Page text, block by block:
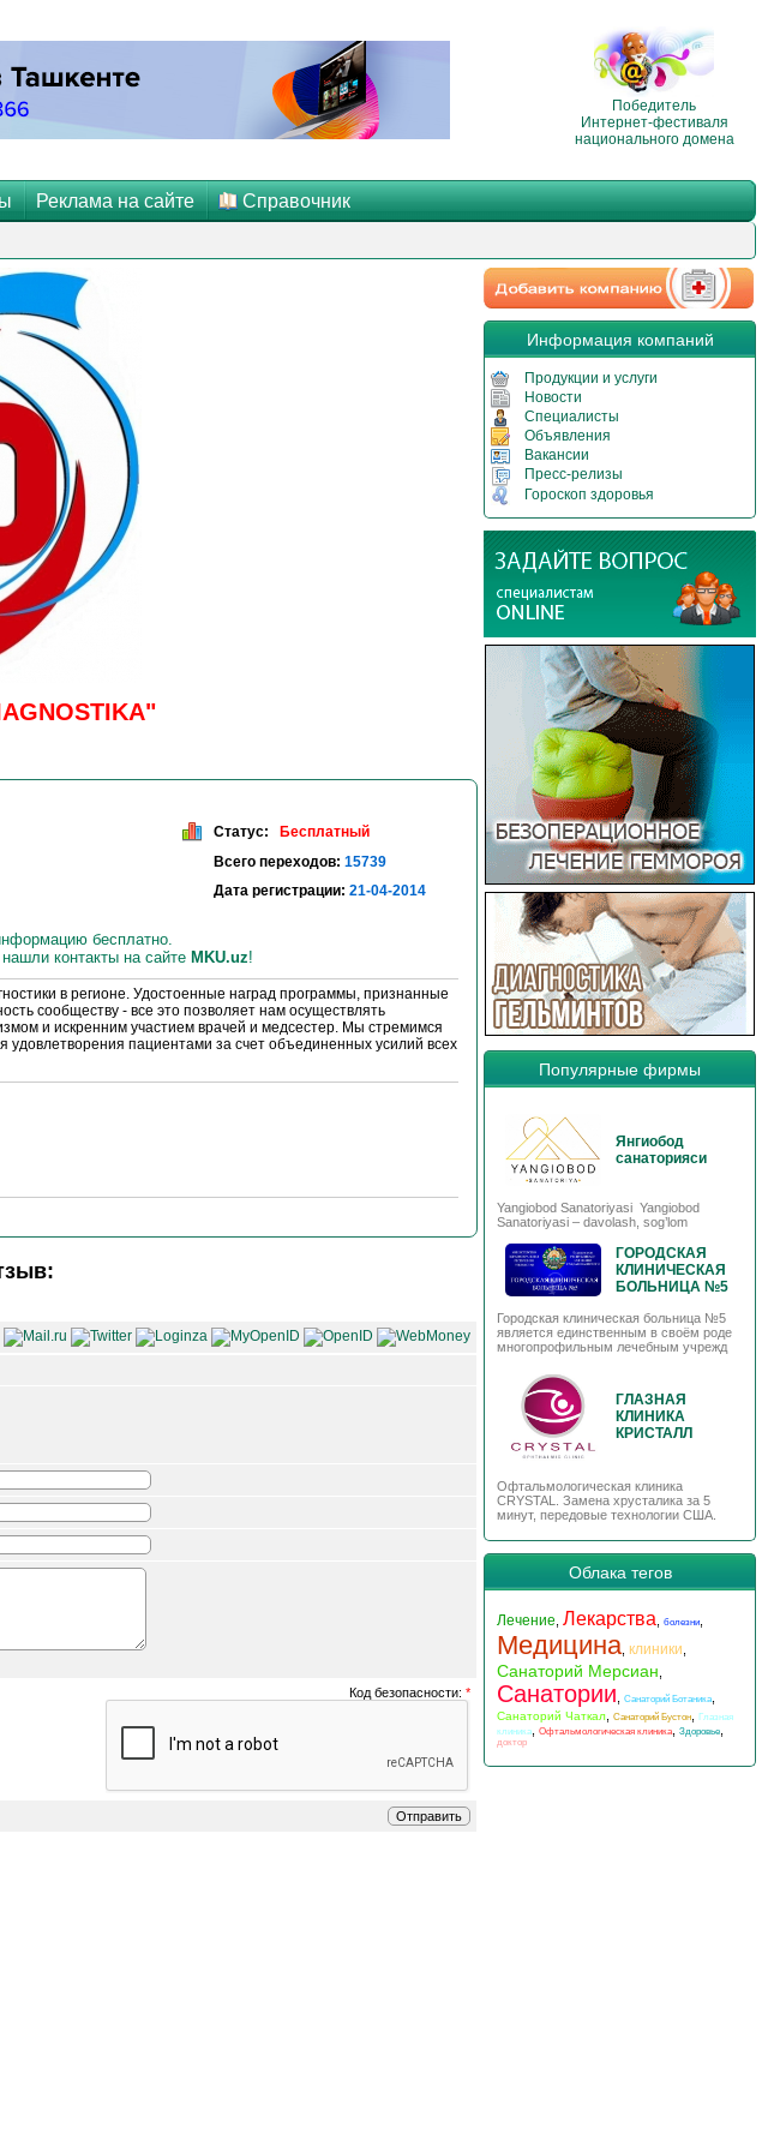
Победитель
Интернет-фестиваля
национального домена
Реклама на сайте Справочник
Статус: Бесплатный
Всего переходов: 15739
Дата регистрации: 21-04-2014
бесплатно.
контакты на сайте МKU.uz!
в регионе. Удостоенные наград программы, признанные
сообществу - все это позволяет нам осуществлять
и искренним участием врачей и медсестер. Мы стремимся
удовлетворения пациентами за счет объединенных усилий всех
Код безопасности: *
Информация компаний
Продукции и услуги
Новости
Специалисты
Объявления
Вакансии
Пресс-релизы
Гороскоп здоровья
Популярные фирмы
Янгиобод
санаторияси
Yangiobod Sanatoriyasi Yangiobod
Sanatoriyasi – davolash, sog’lom
ГОРОДСКАЯ
КЛИНИЧЕСКАЯ
БОЛЬНИЦА №5
Городская клиническая больница №5
является единственным в своём роде
многопрофильным лечебным учрежд
ГЛАЗНАЯ
КЛИНИКА
КРИСТАЛЛ
Офтальмологическая клиника
CRYSTAL. Замена хрусталика за 5
минут, передовые технологии США.
Облака тегов
Лечение Лекарства болезни
Медицина клиники
Санаторий Мерсиан
Санатории Санаторий Ботаника
Санаторий Чаткал Санаторий Бустон
Глазная
клиника
Офтальмологическая клиника Здоровье
доктор